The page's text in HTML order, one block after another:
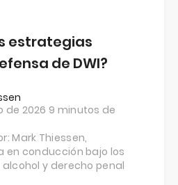
estrategias
de DWI?
de 2026 9 minutos de
Mark Thiessen,
en conducción bajo los
y derecho penal